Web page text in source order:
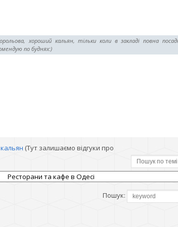
хороший кальян, тільки коли в закладі повна
по буднях:)
(Тут залишаємо відгуки про
Пошук: